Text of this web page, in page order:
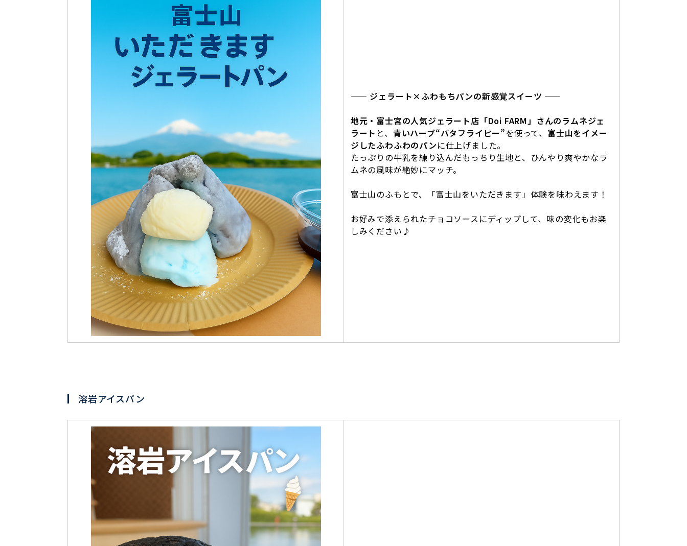
—— ジェラート×ふわもちパンの新感覚スイーツ ——
地元・富士宮の人気ジェラート店「Doi FARM」さんのラムネジェ
ラート と、 青いハーブ“バタフライピー”を使って、 富士山をイメー
ジしたふわふわのパンに仕上げました。
たっぷりの牛乳を練り込んだもっちり生地と、ひんやり爽やかなラ
ムネの風味が絶妙にマッチ。
富士山のふもとで、「富士山をいただきます」体験を味わえます！
お好みで添えられたチョコソースにディップして、味の変化もお楽
しみください♪
溶岩アイスパン